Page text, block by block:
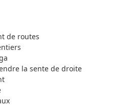
de routes
la sente de droite